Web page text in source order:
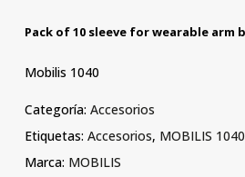
Pack of 10 sleeve for wearable arm
Mobilis 1040
Categoría: Accesorios
Etiquetas: Accesorios, MOBILIS 1040
Marca: MOBILIS